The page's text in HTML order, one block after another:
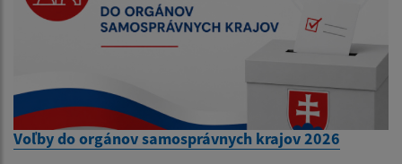
Voľby do orgánov samosprávnych krajov 2026